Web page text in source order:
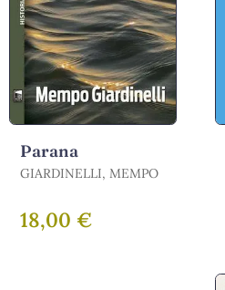
Parana
GIARDINELLI, MEMPO
18,00 €